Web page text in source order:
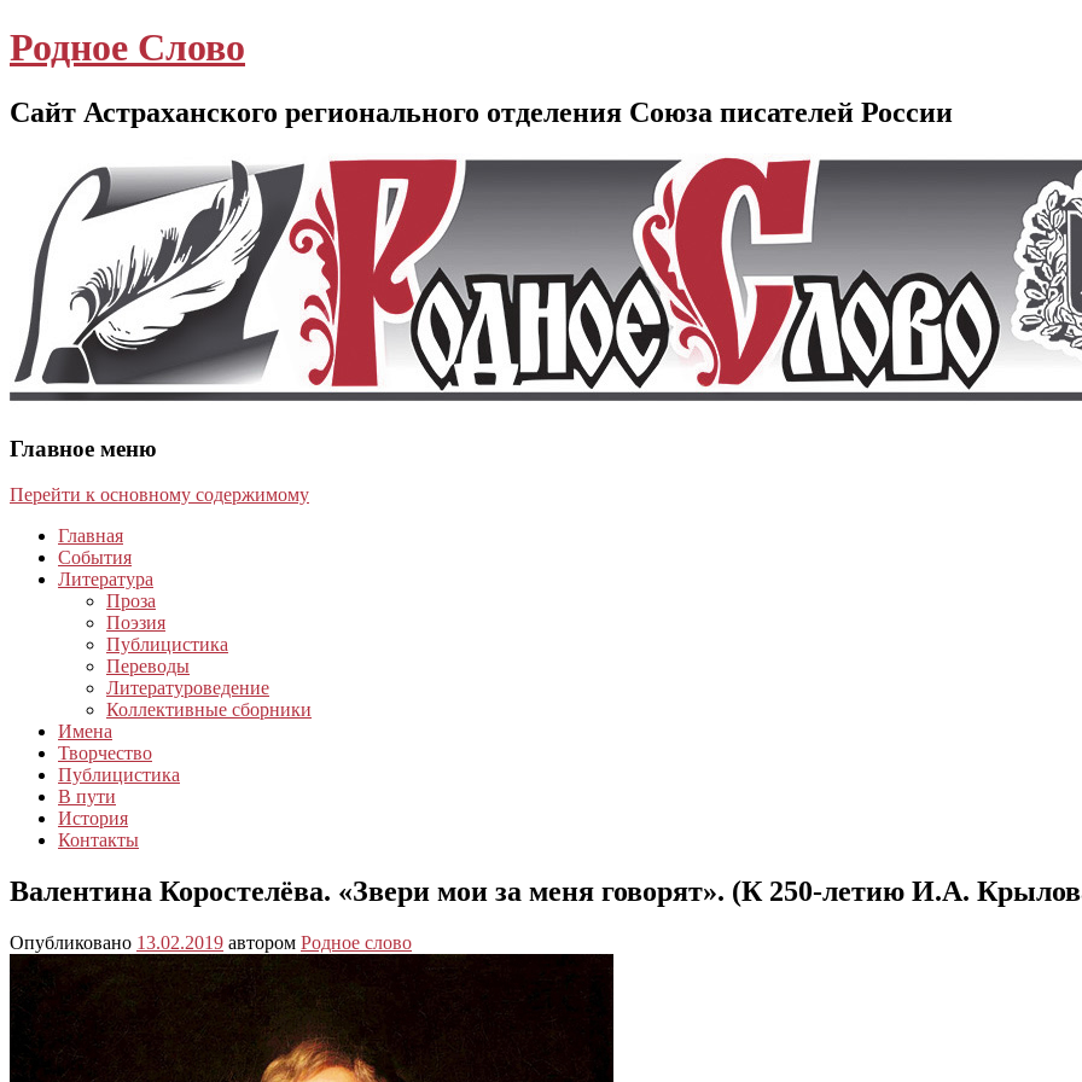
Родное Слово
Сайт Астраханского регионального отделения Союза писателей России
Главное меню
Перейти к основному содержимому
Главная
События
Литература
Проза
Поэзия
Публицистика
Переводы
Литературоведение
Коллективные сборники
Имена
Творчество
Публицистика
В пути
История
Контакты
Валентина Коростелёва. «Звери мои за меня говорят». (К 250-летию И.А.
Опубликовано 13.02.2019 автором Родное слово